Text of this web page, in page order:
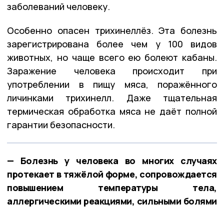
заболеваний человеку.
Особенно опасен трихинеллёз. Эта болезнь
зарегистрирована более чем у 100 видов
животных, но чаще всего ею болеют кабаны.
Заражение человека происходит при
употреблении в пищу мяса, поражённого
личинками трихинелл. Даже тщательная
термическая обработка мяса не даёт полной
гарантии безопасности.
— Болезнь у человека во многих случаях
протекает в тяжёлой форме, сопровождается
повышением температуры тела,
аллергическими реакциями, сильными болями